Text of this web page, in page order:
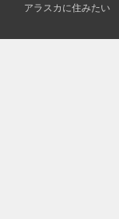
アラスカに住みたい